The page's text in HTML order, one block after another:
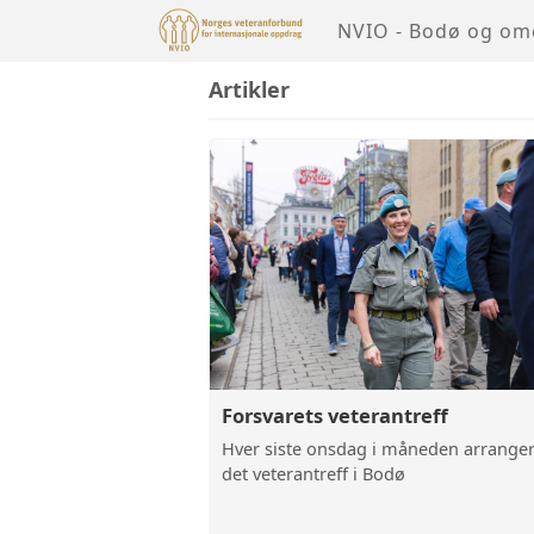
NVIO - Bodø og
Artikler
Forsvarets veterantreff
Hver siste onsdag i måneden
det veterantreff i Bodø